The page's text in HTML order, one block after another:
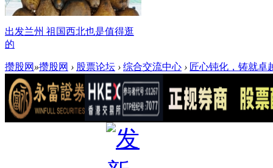
出发兰州 祖国西北也是值得逛
的
攒股网 »攒股网 › 股票论坛 › 综合交流中心 › 匠心钝化，铸就卓